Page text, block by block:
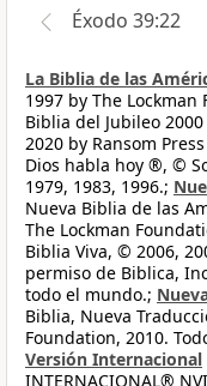
Éxodo 39:22
La Biblia de las
1997 by The Lockman
Biblia del Jubileo 2000
2020 by Ransom
Dios habla hoy ®, ©
1979, 1983, 1996.;
Nueva Biblia de las
The Lockman
Biblia Viva, © 2006,
permiso de Biblica,
todo el mundo.;
Biblia, Nueva
Foundation, 2010.
Versión Internacional
INTERNACIONAL®